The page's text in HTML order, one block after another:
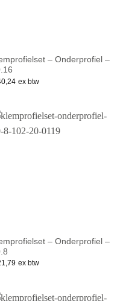
– Onderprofiel –
ex btw
– Onderprofiel –
ex btw